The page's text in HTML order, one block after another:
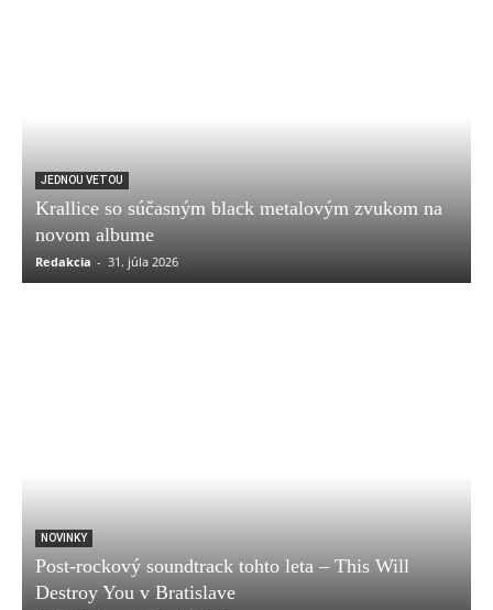
JEDNOU VETOU
Krallice so súčasným black metalovým zvukom na
novom albume
Redakcia - 31. júla 2026
NOVINKY
Post-rockový soundtrack tohto leta – This Will
Destroy You v Bratislave